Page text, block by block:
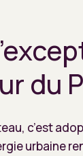
du
c’est
urbaine